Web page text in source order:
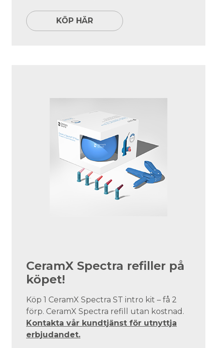
KÖP HÄR
CeramX Spectra refiller på
köpet!
Köp 1 CeramX Spectra ST intro kit – få 2
förp. CeramX Spectra refill utan kostnad.
Kontakta vår kundtjänst för utnyttja
erbjudandet.